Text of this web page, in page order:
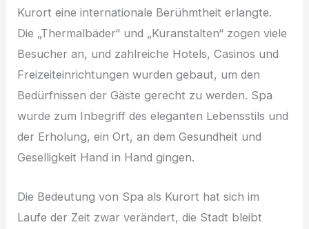
Kurort eine internationale Berühmtheit erlangte.
Die „Thermalbäder“ und „Kuranstalten“ zogen viele
Besucher an, und zahlreiche Hotels, Casinos und
Freizeiteinrichtungen wurden gebaut, um den
Bedürfnissen der Gäste gerecht zu werden. Spa
wurde zum Inbegriff des eleganten Lebensstils und
der Erholung, ein Ort, an dem Gesundheit und
Geselligkeit Hand in Hand gingen.
Die Bedeutung von Spa als Kurort hat sich im
Laufe der Zeit zwar verändert, die Stadt bleibt